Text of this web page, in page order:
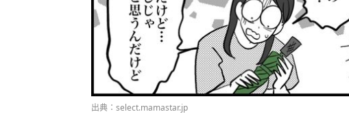
出典：select.mamastar.jp